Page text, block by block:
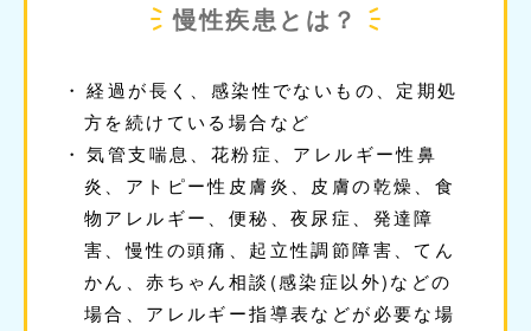
慢性疾患とは？
経過が長く、感染性でないもの、定期処
方を続けている場合など
気管支喘息、花粉症、アレルギー性鼻
炎、アトピー性皮膚炎、皮膚の乾燥、食
物アレルギー、便秘、夜尿症、発達障
害、慢性の頭痛、起立性調節障害、てん
かん、赤ちゃん相談(感染症以外)などの
場合、アレルギー指導表などが必要な場